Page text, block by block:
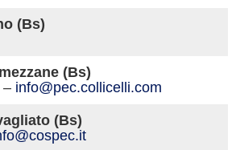
(Bs)
(Bs)
– info@pec.collicelli.com
(Bs)